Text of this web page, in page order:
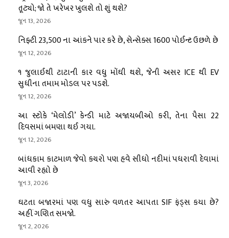
તૂટ્યો; જો તે ખરેખર ખુલશે તો શું થશે?
જૂન 13, 2026
નિફ્ટી 23,500 ના આંકને પાર કરે છે, સેન્સેક્સ 1600 પોઈન્ટ ઉછળે છે
જૂન 12, 2026
૧ જુલાઈથી ટાટાની કાર વધુ મોંઘી થશે, જેની અસર ICE થી EV
સુધીના તમામ મોડલ પર પડશે.
જૂન 12, 2026
આ સ્ટોકે ‘મેલોડી’ કેન્ડી માટે અજાયબીઓ કરી, તેના પૈસા 22
દિવસમાં બમણા થઈ ગયા.
જૂન 12, 2026
બાંધકામ કાટમાળ જેવો કચરો પણ હવે સીધો નદીમાં પધરાવી દેવામાં
આવી રહ્યો છે
જૂન 3, 2026
ઘટતા બજારમાં પણ વધુ સારું વળતર આપતા SIF ફંડ્સ કયા છે?
અહીં ગણિત સમજો.
જૂન 2, 2026